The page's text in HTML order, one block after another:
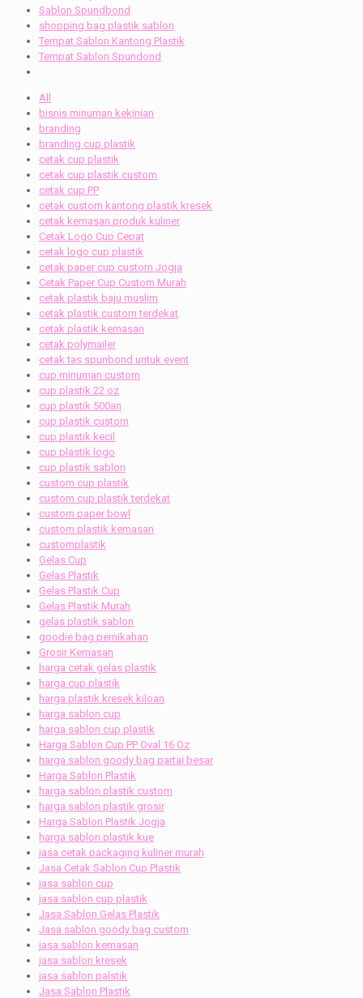
Sablon Spundbond
shopping bag plastik sablon
Tempat Sablon Kantong Plastik
Tempat Sablon Spundond
All
bisnis minuman kekinian
branding
branding cup plastik
cetak cup plastik
cetak cup plastik custom
cetak cup PP
cetak custom kantong plastik kresek
cetak kemasan produk kuliner
Cetak Logo Cup Cepat
cetak logo cup plastik
cetak paper cup custom Jogja
Cetak Paper Cup Custom Murah
cetak plastik baju muslim
cetak plastik custom terdekat
cetak plastik kemasan
cetak polymailer
cetak tas spunbond untuk event
cup minuman custom
cup plastik 22 oz
cup plastik 500an
cup plastik custom
cup plastik kecil
cup plastik logo
cup plastik sablon
custom cup plastik
custom cup plastik terdekat
custom paper bowl
custom plastik kemasan
customplastik
Gelas Cup
Gelas Plastik
Gelas Plastik Cup
Gelas Plastik Murah
gelas plastik sablon
goodie bag pernikahan
Grosir Kemasan
harga cetak gelas plastik
harga cup plastik
harga plastik kresek kiloan
harga sablon cup
harga sablon cup plastik
Harga Sablon Cup PP Oval 16 Oz
harga sablon goody bag partai besar
Harga Sablon Plastik
harga sablon plastik custom
harga sablon plastik grosir
Harga Sablon Plastik Jogja
harga sablon plastik kue
jasa cetak packaging kuliner murah
Jasa Cetak Sablon Cup Plastik
jasa sablon cup
jasa sablon cup plastik
Jasa Sablon Gelas Plastik
Jasa sablon goody bag custom
jasa sablon kemasan
jasa sablon kresek
jasa sablon palstik
Jasa Sablon Plastik